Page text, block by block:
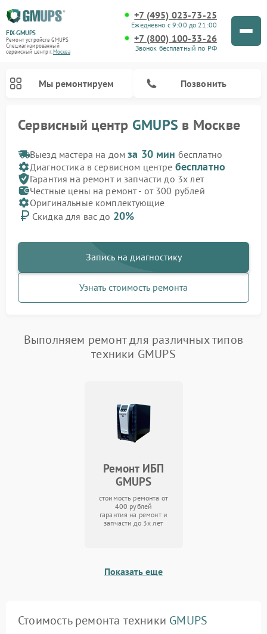
FIX-GMUPS
Ремонт устройств GMUPS
Специализированный
cервисный центр г.Москва
+7 (495) 023-73-25
Ежедневно с 9:00 до 21:00
+7 (800) 100-33-26
Звонок бесплатный по РФ
Мы ремонтируем Позвонить
Сервисный центр GMUPS в Москве
Выезд мастера на домза 30 мин бесплатно
Диагностика в сервисном центре бесплатно
Гарантия на ремонт и запчасти до 3х лет
Честные цены на ремонт - от 300 рублей
Оригинальные комплектующие
Скидка для вас до 20%
Запись на диагностику
Узнать стоимость ремонта
Выполняем ремонт для различных типов
техники GMUPS
Ремонт ИБП
GMUPS
стоимость ремонта от
400 рублей
гарантия на ремонт и
запчасти до 3х лет
Показать еще
Стоимость ремонта техники GMUPS